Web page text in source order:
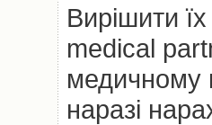
Вирішити
medical
медичному
наразі